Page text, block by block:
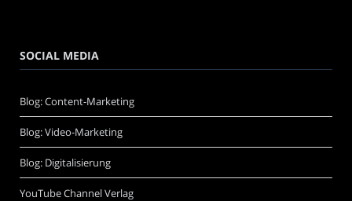
SOCIAL MEDIA
Blog: Content-Marketing
Blog: Video-Marketing
Blog: Digitalisierung
YouTube Channel Verlag